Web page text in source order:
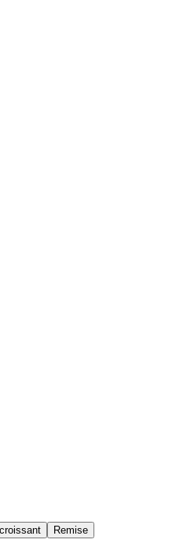
Remise